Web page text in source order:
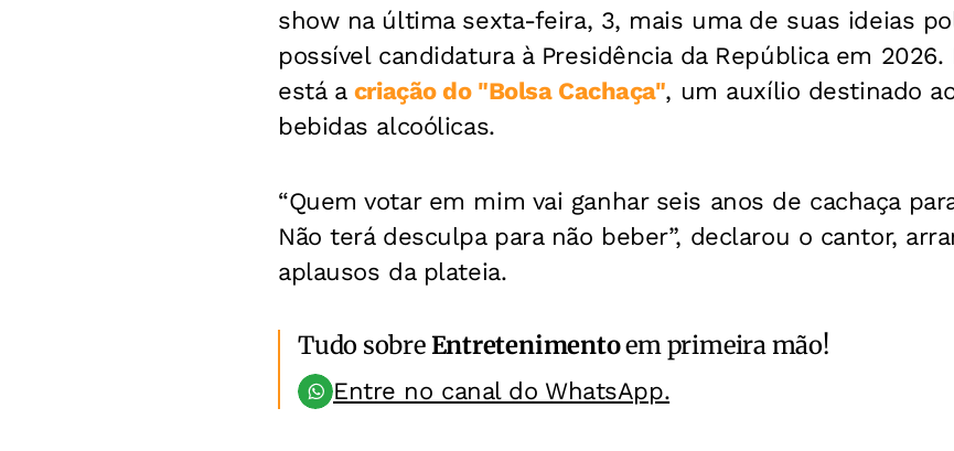
show na última sexta-feira, 3, mais uma de suas ideias
possível candidatura à Presidência da República em
está a criação do "Bolsa Cachaça", um auxílio destinado
bebidas alcoólicas.
“Quem votar em mim vai ganhar seis anos de cachaça
Não terá desculpa para não beber”, declarou o cantor,
aplausos da plateia.
Tudo sobreEntretenimentoem primeira mão!
Entre no canal do WhatsApp.